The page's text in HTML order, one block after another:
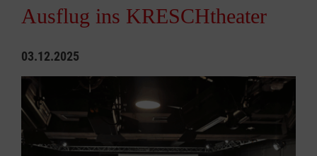
Ausflug ins KRESCHtheater
03.12.2025